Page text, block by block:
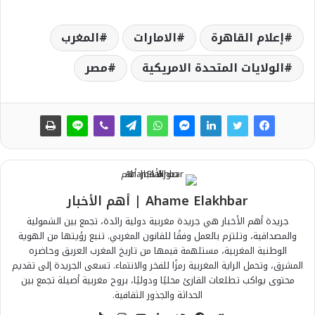
إعلام القاهرة الامارات
المغرب
الولايات المتحدة الامريكية
مصر
Ahame Elakhbar | أهم الأخبار
جريدة أهم الأخبار هي جريدة مغربية دولية رائدة، تجمع بين الشمولية
والمصداقية، وتلتزم بالعمل وفقًا للقانون المغربي. تنبع رؤيتها من الهوية
الوطنية المغربية، مستلهمة قيمها من تاريخ المغرب العريق وحاضره
المشرق، وتحمل الراية المغربية رمزًا للفخر والانتماء. تسعى الجريدة إلى تقديم
محتوى يواكب تطلعات القارئ محليًا ودوليًا، بروح مغربية أصيلة تجمع بين
الحداثة والجذور الثقافية.